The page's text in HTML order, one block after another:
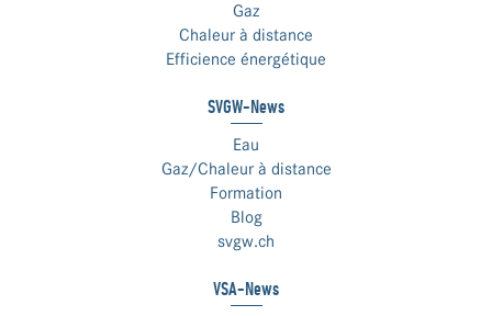
Gaz
Chaleur à distance
Efficience énergétique
SVGW-News
Eau
Gaz/Chaleur à distance
Formation
Blog
svgw.ch
VSA-News